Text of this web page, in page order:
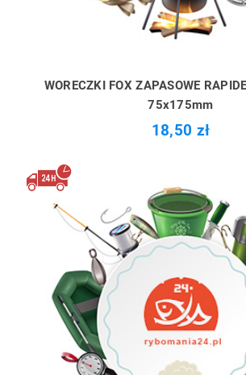
WORECZKI FOX ZAPASOWE
75x175mm
18,50 zł